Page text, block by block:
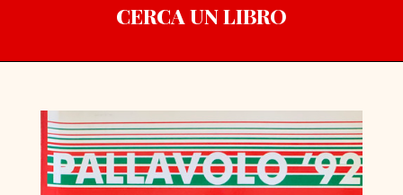
CERCA UN LIBRO